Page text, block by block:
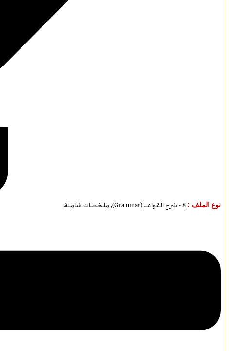
نوع الملف : 8 - شرح القواعد (Grammar) , ملخصات شاملة